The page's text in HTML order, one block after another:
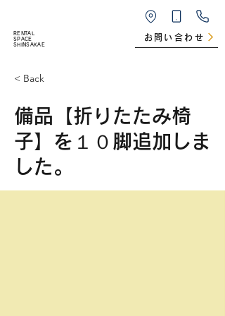
RENTAL
SPACE
SHINSAKAE
お問い合わせ
< Back
備品【折りたたみ椅
子】を１０脚追加しま
した。